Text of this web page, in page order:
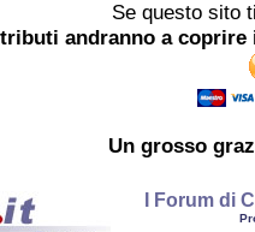
Se questo sito
andranno a
Un grosso
I Forum di